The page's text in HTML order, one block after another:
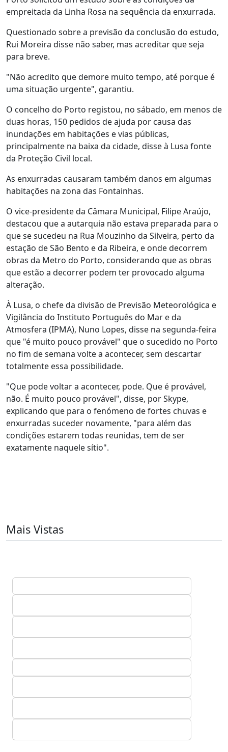
empreitada da Linha Rosa na sequência da enxurrada.
Questionado sobre a previsão da conclusão do estudo,
Rui Moreira disse não saber, mas acreditar que seja
para breve.
"Não acredito que demore muito tempo, até porque é
uma situação urgente", garantiu.
O concelho do Porto registou, no sábado, em menos de
duas horas, 150 pedidos de ajuda por causa das
inundações em habitações e vias públicas,
principalmente na baixa da cidade, disse à Lusa fonte
da Proteção Civil local.
As enxurradas causaram também danos em algumas
habitações na zona das Fontainhas.
O vice-presidente da Câmara Municipal, Filipe Araújo,
destacou que a autarquia não estava preparada para o
que se sucedeu na Rua Mouzinho da Silveira, perto da
estação de São Bento e da Ribeira, e onde decorrem
obras da Metro do Porto, considerando que as obras
que estão a decorrer podem ter provocado alguma
alteração.
À Lusa, o chefe da divisão de Previsão Meteorológica e
Vigilância do Instituto Português do Mar e da
Atmosfera (IPMA), Nuno Lopes, disse na segunda-feira
que "é muito pouco provável" que o sucedido no Porto
no fim de semana volte a acontecer, sem descartar
totalmente essa possibilidade.
"Que pode voltar a acontecer, pode. Que é provável,
não. É muito pouco provável", disse, por Skype,
explicando que para o fenómeno de fortes chuvas e
enxurradas suceder novamente, "para além das
condições estarem todas reunidas, tem de ser
exatamente naquele sítio".
Mais Vistas